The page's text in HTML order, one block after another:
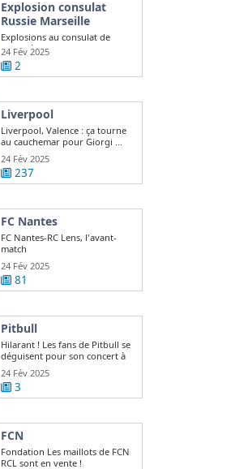
Explosion consulat
Russie Marseille
Explosions au consulat de
Russie à Marseille, Moscou
demande ...
24 Fév 2025
2
Liverpool
Liverpool, Valence : ça tourne
au cauchemar pour Giorgi ...
24 Fév 2025
237
FC Nantes
FC Nantes-RC Lens, l'avant-
match
24 Fév 2025
81
Pitbull
Hilarant ! Les fans de Pitbull se
déguisent pour son concert à
Paris
24 Fév 2025
3
FCN
Fondation Les maillots de FCN
RCL sont en vente !